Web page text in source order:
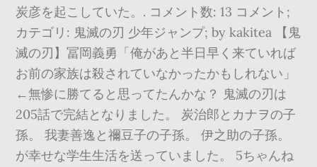
炭彦を起こしていた。. コメント数: 13 コメント;
カテゴリ: 鬼滅の刃 少年ジャンプ; by kakitea 【鬼
滅の刃】冨岡義勇「俺があと半日早く来ていれば
お前の家族は殺されていなかったかもしれない」
←無惨に勝てると思ってたんかな？ 鬼滅の刃は
205話で完結となりました。 炭治郎とカナヲの子
孫。 我妻善逸と禰豆子の子孫。 伊之助の子孫。
が幸せな学生生活を送っていました。 5ちゃんね